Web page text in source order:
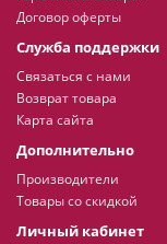
Договор оферты
Служба поддержки
Связаться с нами
Возврат товара
Карта сайта
Дополнительно
Производители
Товары со скидкой
Личный кабинет